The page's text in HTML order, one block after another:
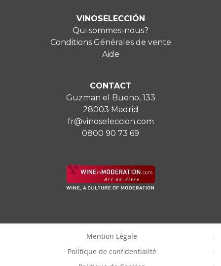
VINOSELECCIÓN
Qui sommes-nous?
Conditions Générales de vente
Aide
CONTACT
Guzman el Bueno, 133
28003 Madrid
fr@vinoseleccion.com
0800 90 73 69
Mention Légale
Politique de confidentialité